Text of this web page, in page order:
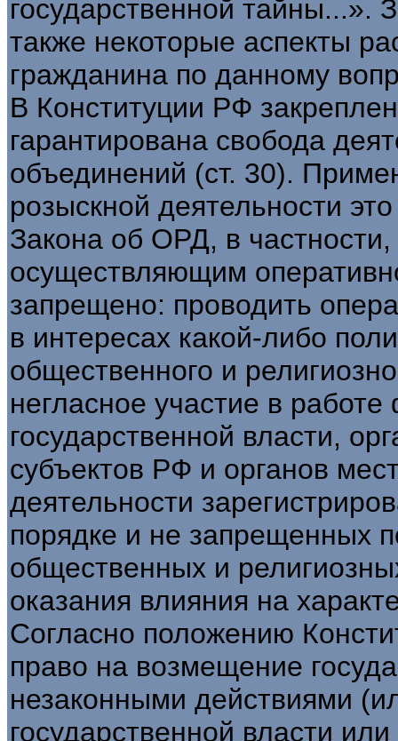
государственной тайны...».
также некоторые аспекты
гражданина по данному
В Конституции РФ
гарантирована свобода
объединений (ст. 30).
розыскной деятельности
Закона об ОРД, в
осуществляющим
запрещено: проводить
в интересах какой-либо
общественного и
негласное участие в
государственной власти,
субъектов РФ и органов
деятельности
порядке и не запрещенных
общественных и
оказания влияния на
Согласно положению
право на возмещение
незаконными действиями
государственной власти